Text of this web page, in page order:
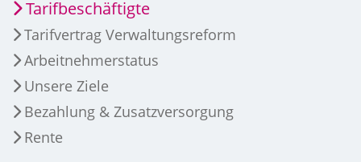
Tarifbeschäftigte
Tarifvertrag Verwaltungsreform
Arbeitnehmerstatus
Unsere Ziele
Bezahlung & Zusatzversorgung
Rente